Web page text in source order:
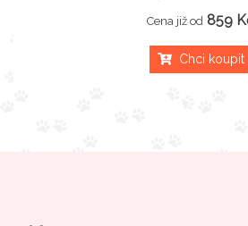
Cena již od 859
Chci koupit